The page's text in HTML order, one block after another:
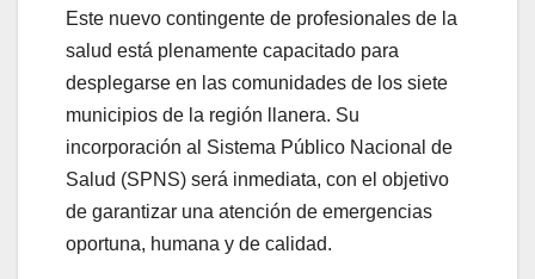
Este nuevo contingente de profesionales de la
salud está plenamente capacitado para
desplegarse en las comunidades de los siete
municipios de la región llanera. Su
incorporación al Sistema Público Nacional de
Salud (SPNS) será inmediata, con el objetivo
de garantizar una atención de emergencias
oportuna, humana y de calidad.